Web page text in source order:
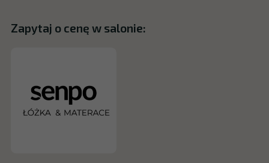
Zapytaj o cenę w salonie: